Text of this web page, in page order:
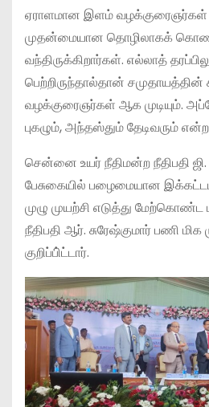
ஏராளமான இளம் வழக்குரைஞர்கள்
முதன்மையான தொழிலாகக்
வந்திருக்கிறார்கள். எல்லாத்
பெற்றிருந்தால்தான் சமுதாயத்தின்
வழக்குரைஞர்கள் ஆக முடியும்.
புகழும், அந்தஸ்தும் தேடிவரும்
சென்னை உயர் நீதிமன்ற நீதிபதி
பேசுகையில் பழைமையான
முழு முயற்சி எடுத்து
நீதிபதி ஆர். சுரேஷ்குமார் பணி
குறிப்பி்ட்டார்.